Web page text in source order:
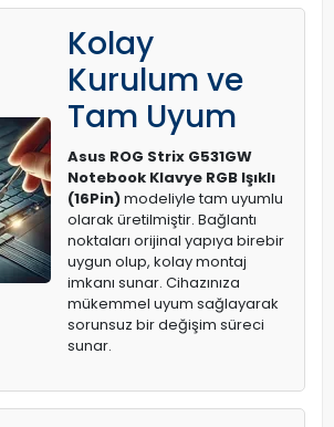
Kolay
Kurulum ve
Tam Uyum
Asus ROG Strix G531GW
Notebook Klavye RGB Işıklı
(16Pin)modeliyle tam uyumlu
olarak üretilmiştir. Bağlantı
noktaları orijinal yapıya birebir
uygun olup, kolay montaj
imkanı sunar. Cihazınıza
mükemmel uyum sağlayarak
sorunsuz bir değişim süreci
sunar.